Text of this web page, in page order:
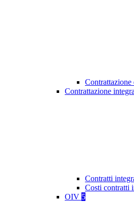
Contrattazione
Contrattazione
Contratti
Costi contratti
OIV 5